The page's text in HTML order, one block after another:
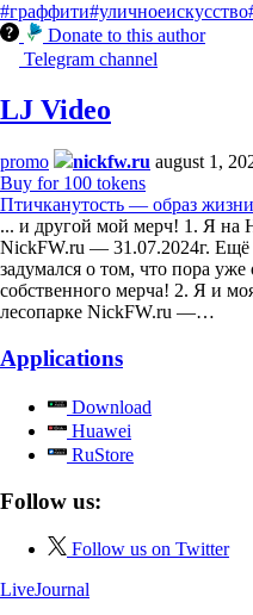
#граффити#уличноеискусство
Donate to this author
Telegram channel
LJ Video
promo nickfw.ru august 1,
Buy for 100 tokens
Птичканутость — образ
... и другой мой мерч! 1. Я
NickFW.ru — 31.07.2024г. Ещё
задумался о том, что пора уже
собственного мерча! 2. Я и
лесопарке NickFW.ru —…
Applications
Download
Huawei
RuStore
Follow us:
Follow us on Twitter
LiveJournal